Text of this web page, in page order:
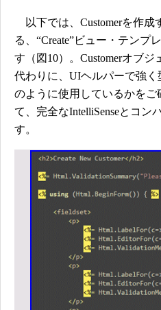
以下では、Customerを作成
る、“Create”ビュー・テンプ
す（図10）。Customerオブ
代わりに、UIヘルパーで強
のように使用しているかを
て、完全なIntelliSenseとコン
す。